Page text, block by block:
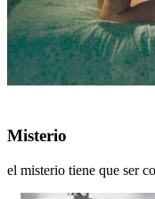
Misterio
Misterio
el misterio tiene que ser